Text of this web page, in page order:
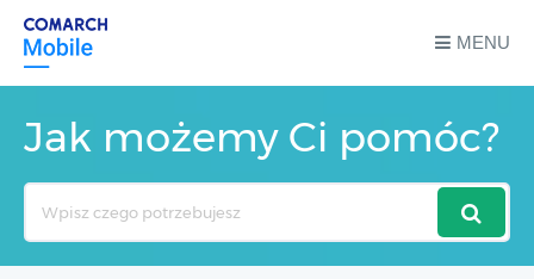
MENU
Jak możemy Ci pomóc?